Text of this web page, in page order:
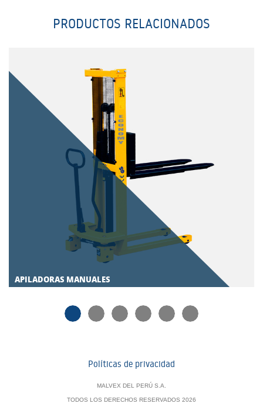
PRODUCTOS RELACIONADOS
APILADORAS MANUALES
Políticas de privacidad
MALVEX DEL PERÚ S.A.
TODOS LOS DERECHOS RESERVADOS 2026